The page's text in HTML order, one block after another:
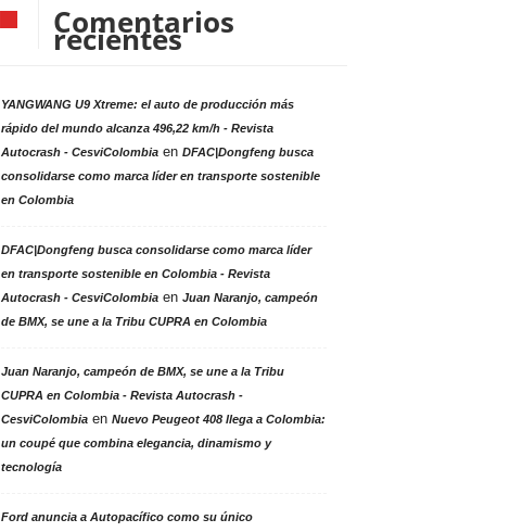
Comentarios
recientes
YANGWANG U9 Xtreme: el auto de producción más
rápido del mundo alcanza 496,22 km/h - Revista
Autocrash - CesviColombiaen DFAC|Dongfeng busca
consolidarse como marca líder en transporte sostenible
en Colombia
DFAC|Dongfeng busca consolidarse como marca líder
en transporte sostenible en Colombia - Revista
Autocrash - CesviColombiaen Juan Naranjo, campeón
de BMX, se une a la Tribu CUPRA en Colombia
Juan Naranjo, campeón de BMX, se une a la Tribu
CUPRA en Colombia - Revista Autocrash -
CesviColombiaen Nuevo Peugeot 408 llega a Colombia:
un coupé que combina elegancia, dinamismo y
tecnología
Ford anuncia a Autopacífico como su único